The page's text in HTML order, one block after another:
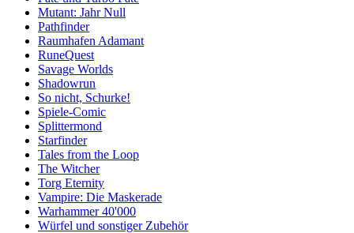
Mutant: Jahr Null
Pathfinder
Raumhafen Adamant
RuneQuest
Savage Worlds
Shadowrun
So nicht, Schurke!
Spiele-Comic
Splittermond
Starfinder
Tales from the Loop
The Witcher
Torg Eternity
Vampire: Die Maskerade
Warhammer 40'000
Würfel und sonstiger Zubehör